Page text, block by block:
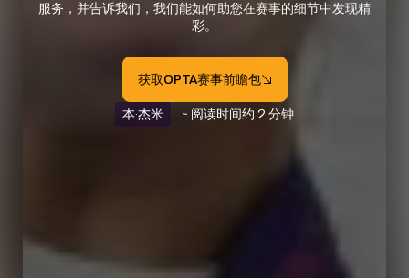
服务，并告诉我们，我们能如何助您在赛事的细节中发现精
彩。
获取OPTA赛事前瞻包
本·杰米 ~ 阅读时间约 2 分钟